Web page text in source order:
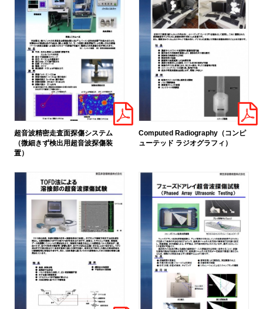
超音波精密走査面探傷システム
（微細きず検出用超音波探傷装
置）
Computed Radiography（コンピ
ューテッド ラジオグラフィ）